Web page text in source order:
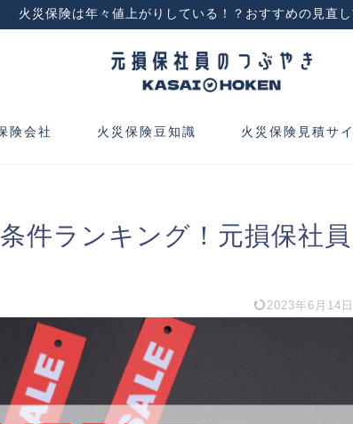
火災保険は年々値上がりしている！？おすすめの見直し
険会社 火災保険豆知識 火災保険見積サ
件ランキング！元損保社員
2023年6月14日